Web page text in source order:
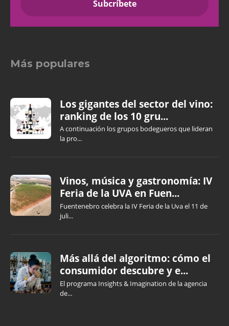
Más populares
Los gigantes del sector del vino:
ranking de los 10 gru...
A continuación los grupos bodegueros que lideran
la pro...
Vinos, música y gastronomía: IV
Feria de la UVA en Fuen...
Fuentenebro celebra la IV Feria de la Uva el 11 de
juli...
Más allá del algoritmo: cómo el
consumidor descubre y e...
El programa Insights & Imagination de la agencia
de...